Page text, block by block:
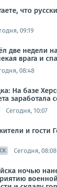
что
09:19
две недели
врага и
08:48
На базе
заработала
Сегодня, 10:07
и гости
Сегодня, 08:08
ночью
военной